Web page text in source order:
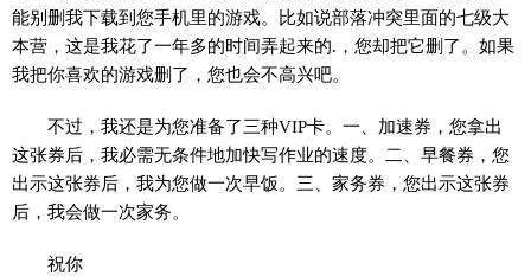
能别删我下载到您手机里的游戏。比如说部落冲突里面的七级大
本营，这是我花了一年多的时间弄起来的.，您却把它删了。如果
我把你喜欢的游戏删了，您也会不高兴吧。
不过，我还是为您准备了三种VIP卡。一、加速券，您拿出
这张券后，我必需无条件地加快写作业的速度。二、早餐券，您
出示这张券后，我为您做一次早饭。三、家务券，您出示这张券
后，我会做一次家务。
祝你